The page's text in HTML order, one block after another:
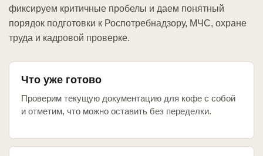
фиксируем критичные пробелы и даем понятный
порядок подготовки к Роспотребнадзору, МЧС, охране
труда и кадровой проверке.
Что уже готово
Проверим текущую документацию для кофе с собой
и отметим, что можно оставить без переделки.